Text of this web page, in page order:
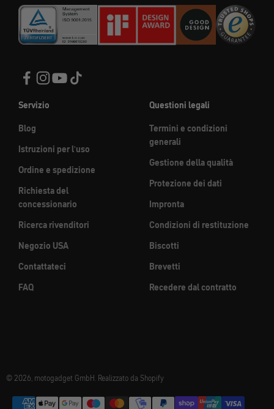
Servizio
Blog
Istruzioni per l'uso
Ordine e spedizione
Richiesta del
concessionario
Ricerca rivenditori
Negozio USA
Contattateci
FAQ
Questioni legali
Termini e condizioni
generali
Gestione della qualità
Protezione dei dati
Impronta
Condizioni di restituzione
Biscotti
Brevetti
Recedere dal contratto
© 2026, motogadget GmbH. Realizzato da Shopify